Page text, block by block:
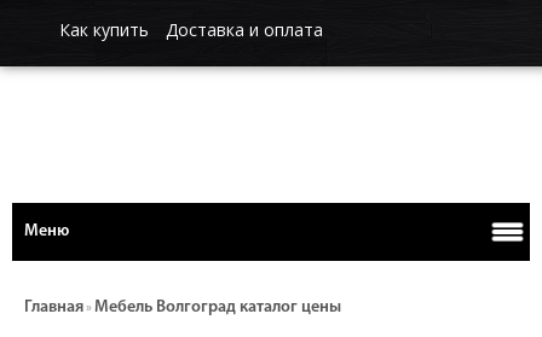
Как купить Доставка и оплата
Меню
Главная»Мебель Волгоград каталог цены